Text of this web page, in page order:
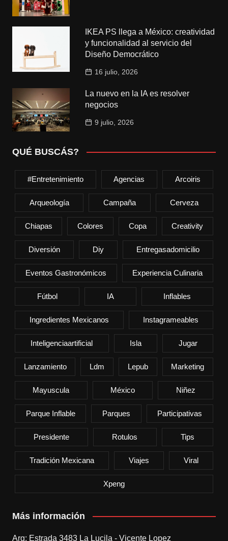
IKEA PS llega a México: creatividad
y funcionalidad al servicio del
Diseño Democrático
16 julio, 2026
La nuevo en la IA es resolver
negocios
9 julio, 2026
QUÉ BUSCÁS?
#entretenimiento Agencias Arcoiris
Arqueología Campaña Cerveza
Chiapas Colores Copa Creativity
Diversión Diy Entregasadomicilio
Eventos Gastronómicos Experiencia Culinaria
Fútbol IA Inflables
Ingredientes Mexicanos Instagrameables
Inteligenciaartificial Isla Jugar
Lanzamiento Ldm Lepub Marketing
Mayuscula México Niñez
Parque Inflable Parques Participativas
Presidente Rotulos Tips
Tradición Mexicana Viajes Viral
Xpeng
Más información
Arg: Estrada 3483 La Lucila - Vicente Lopez